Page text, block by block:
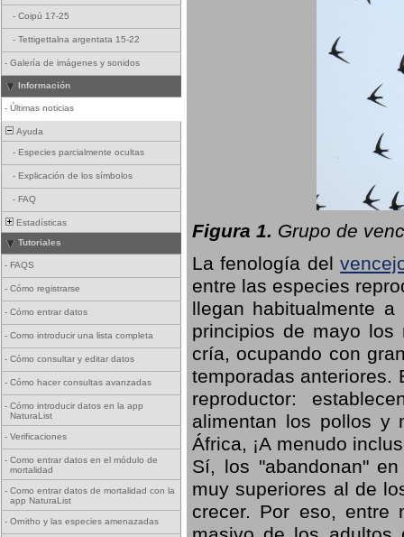
- Coipú 17-25
- Tettigettalna argentata 15-22
- Galería de imágenes y sonidos
Información
- Últimas noticias
Ayuda
- Especies parcialmente ocultas
- Explicación de los símbolos
- FAQ
Estadísticas
Tutoriales
- FAQS
- Cómo registrarse
- Cómo entrar datos
- Como introducir una lista completa
- Cómo consultar y editar datos
- Cómo hacer consultas avanzadas
- Cómo introducir datos en la app
NaturaList
- Verificaciones
- Como entrar datos en el módulo de
mortalidad
- Como entrar datos de mortalidad con la
app NaturaList
- Ornitho y las especies amenazadas
Figura 1. Grupo de
La fenología del
entre las especies
llegan habitualmente
principios de mayo los
cría, ocupando con
temporadas anteriores.
reproductor:
alimentan los pollos y
África, ¡A menudo
Sí, los "abandonan"
muy superiores al de
crecer. Por eso, entre